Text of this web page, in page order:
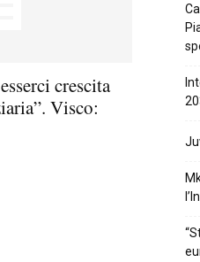
crescita
Visco: